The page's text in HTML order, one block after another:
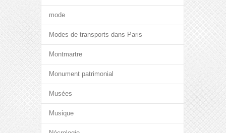
mode
Modes de transports dans Paris
Montmartre
Monument patrimonial
Musées
Musique